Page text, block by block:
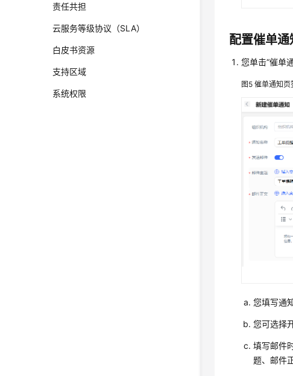
责任共担
云服务等级协议（SLA）
白皮书资源
支持区域
系统权限
配置催单通
您单击“催单
图5催单通知页
您填写通
您可选择
填写邮件
题、邮件